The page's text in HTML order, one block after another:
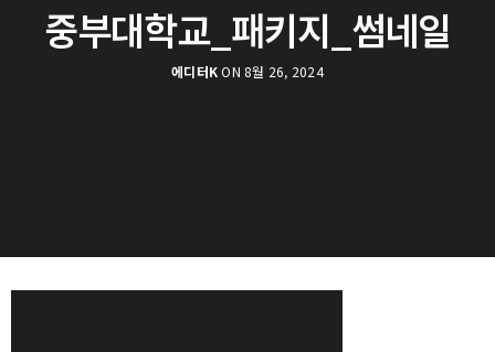
중부대학교_패키지_썸네일
에디터KON 8월 26, 2024